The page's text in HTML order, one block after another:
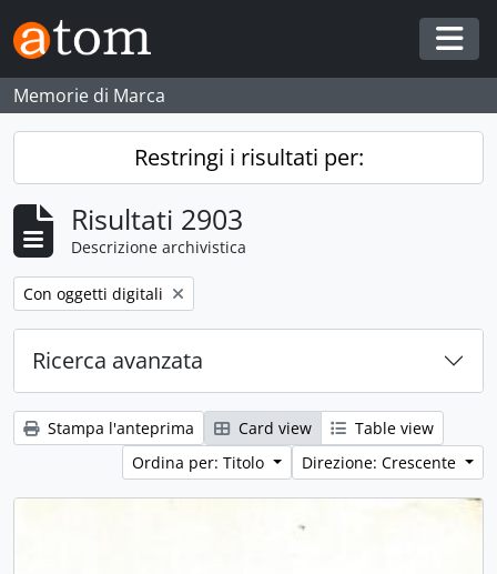
Skip to main content
Memorie di Marca
Restringi i risultati per:
Risultati 2903
Descrizione archivistica
Remove filter:
Con oggetti digitali
Ricerca avanzata
Stampa l'anteprima Card view
Table view
Ordina per: Titolo
Direzione: Crescente